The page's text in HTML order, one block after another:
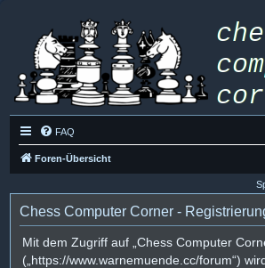
FAQ
Foren-Übersicht
Chess Computer Corner -
Mit dem Zugriff auf „Chess Computer
(„https://www.warnemuende.cc/forum“)